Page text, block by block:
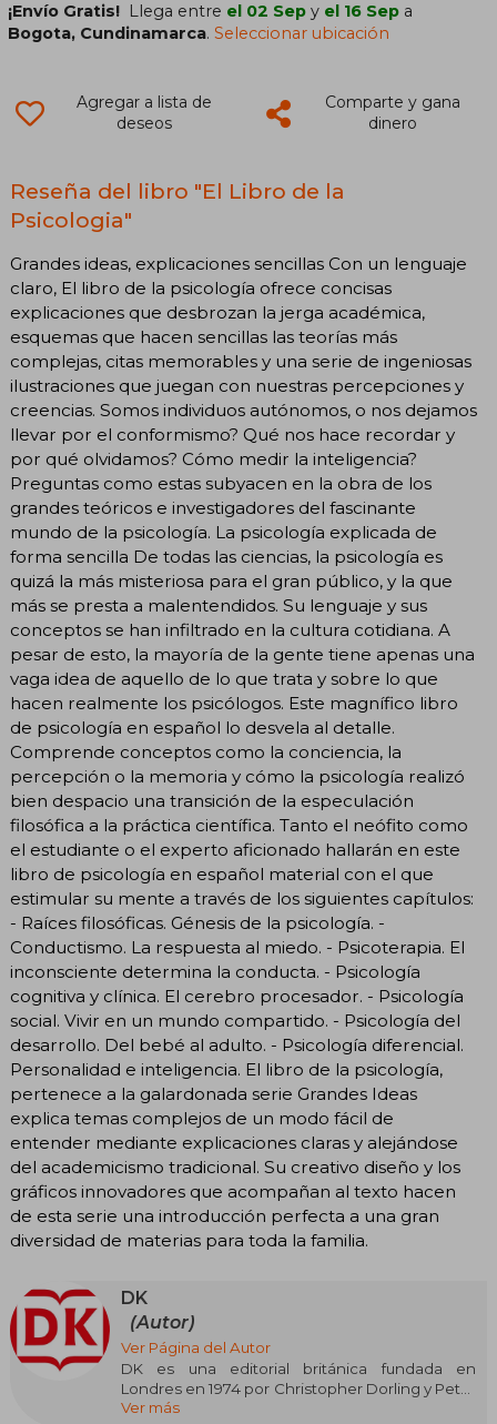
¡Envío Gratis! Llega entre el 02 Sep y el 16 Sep a
Bogota, Cundinamarca.Seleccionar ubicación
Agregar a lista de
deseos
Comparte y gana
dinero
Reseña del libro "El Libro de la
Psicologia"
Grandes ideas, explicaciones sencillas Con un lenguaje
claro, El libro de la psicología ofrece concisas
explicaciones que desbrozan la jerga académica,
esquemas que hacen sencillas las teorías más
complejas, citas memorables y una serie de ingeniosas
ilustraciones que juegan con nuestras percepciones y
creencias. Somos individuos autónomos, o nos dejamos
llevar por el conformismo? Qué nos hace recordar y
por qué olvidamos? Cómo medir la inteligencia?
Preguntas como estas subyacen en la obra de los
grandes teóricos e investigadores del fascinante
mundo de la psicología. La psicología explicada de
forma sencilla De todas las ciencias, la psicología es
quizá la más misteriosa para el gran público, y la que
más se presta a malentendidos. Su lenguaje y sus
conceptos se han infiltrado en la cultura cotidiana. A
pesar de esto, la mayoría de la gente tiene apenas una
vaga idea de aquello de lo que trata y sobre lo que
hacen realmente los psicólogos. Este magnífico libro
de psicología en español lo desvela al detalle.
Comprende conceptos como la conciencia, la
percepción o la memoria y cómo la psicología realizó
bien despacio una transición de la especulación
filosófica a la práctica científica. Tanto el neófito como
el estudiante o el experto aficionado hallarán en este
libro de psicología en español material con el que
estimular su mente a través de los siguientes capítulos:
- Raíces filosóficas. Génesis de la psicología. -
Conductismo. La respuesta al miedo. - Psicoterapia. El
inconsciente determina la conducta. - Psicología
cognitiva y clínica. El cerebro procesador. - Psicología
social. Vivir en un mundo compartido. - Psicología del
desarrollo. Del bebé al adulto. - Psicología diferencial.
Personalidad e inteligencia. El libro de la psicología,
pertenece a la galardonada serie Grandes Ideas
explica temas complejos de un modo fácil de
entender mediante explicaciones claras y alejándose
del academicismo tradicional. Su creativo diseño y los
gráficos innovadores que acompañan al texto hacen
de esta serie una introducción perfecta a una gran
diversidad de materias para toda la familia.
DK
(Autor)
Ver Página del Autor
DK es una editorial británica fundada en
Londres en 1974 por Christopher Dorling y Peter
Kindersley, reconocida mundialmente por sus
Ver más